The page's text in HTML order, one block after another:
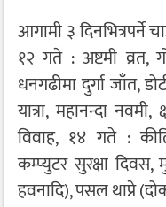
आगामी ३ दिनभित्रपर्ने
१२ गते : अष्टमी
धनगढीमा दुर्गा जाँत,
यात्रा, महानन्दा
विवाह, १४ गते :
कम्प्युटर सुरक्षा दिवस,
हवनादि), पसल थाप्ने